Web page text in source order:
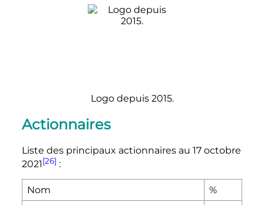
Logo depuis 2015.
Actionnaires
Liste des principaux actionnaires au 17 octobre
2021[26] :
Nom
%